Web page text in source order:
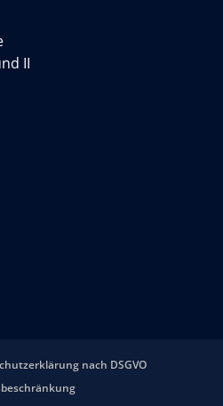
II
nach DSGVO